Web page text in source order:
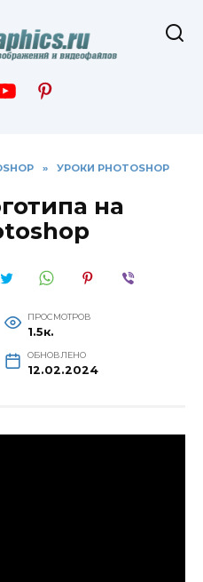
» УРОКИ PHOTOSHOP
на
ПРОСМОТРОВ
1.5к.
ОБНОВЛЕНО
12.02.2024